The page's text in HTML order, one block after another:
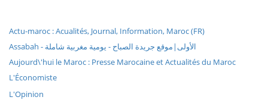
Actu-maroc : Acualités, Journal, Information, Maroc (FR)
Assabah - الأولى|موقع جريدة الصباح - يومية مغربية شاملة
Aujourd\'hui le Maroc : Presse Marocaine et Actualités du Maroc
L'Économiste
L'Opinion